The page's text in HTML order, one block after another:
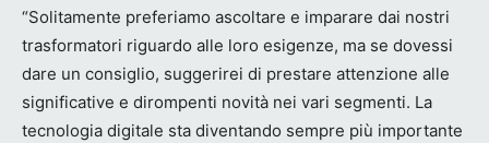
“Solitamente preferiamo ascoltare e imparare dai nostri
trasformatori riguardo alle loro esigenze, ma se dovessi
dare un consiglio, suggerirei di prestare attenzione alle
significative e dirompenti novità nei vari segmenti. La
tecnologia digitale sta diventando sempre più importante